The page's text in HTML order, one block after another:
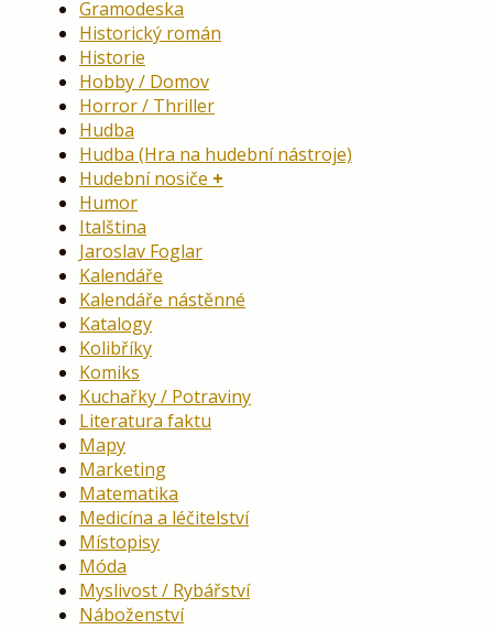
Gramodeska
Historický román
Historie
Hobby / Domov
Horror / Thriller
Hudba
Hudba (Hra na hudební nástroje)
Hudební nosiče
Humor
Italština
Jaroslav Foglar
Kalendáře
Kalendáře nástěnné
Katalogy
Kolibříky
Komiks
Kuchařky / Potraviny
Literatura faktu
Mapy
Marketing
Matematika
Medicína a léčitelství
Místopisy
Móda
Myslivost / Rybářství
Náboženství